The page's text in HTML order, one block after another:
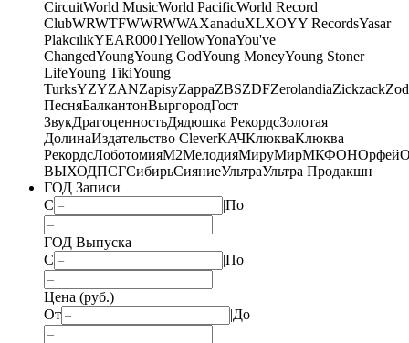
CircuitWorld MusicWorld PacificWorld Record
ClubWRWTFWWRWWAXanaduXLXOYY RecordsYasar
PlakcılıkYEAR0001YellowYonaYou've
ChangedYoungYoung GodYoung MoneyYoung Stoner
LifeYoung TikiYoung
TurksYZYZANZapisyZappaZBSZDFZerolandiaZickzack
ПесняБалкантонВыргородГост
ЗвукДрагоценностьДядюшка РекордсЗолотая
ДолинаИздательство CleverКАЧКлюкваКлюква
РекордсЛоботомияМ2МелодияМируМирМКФОНОрфей
ВЫХОДПСГСибирьСияниеУльтраУльтра Продакшн
ГОД Записи
С
|По
ГОД Выпуска
С
|По
Цена (руб.)
От
|До